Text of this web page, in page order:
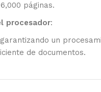
páginas.
procesador:
un
de documentos.